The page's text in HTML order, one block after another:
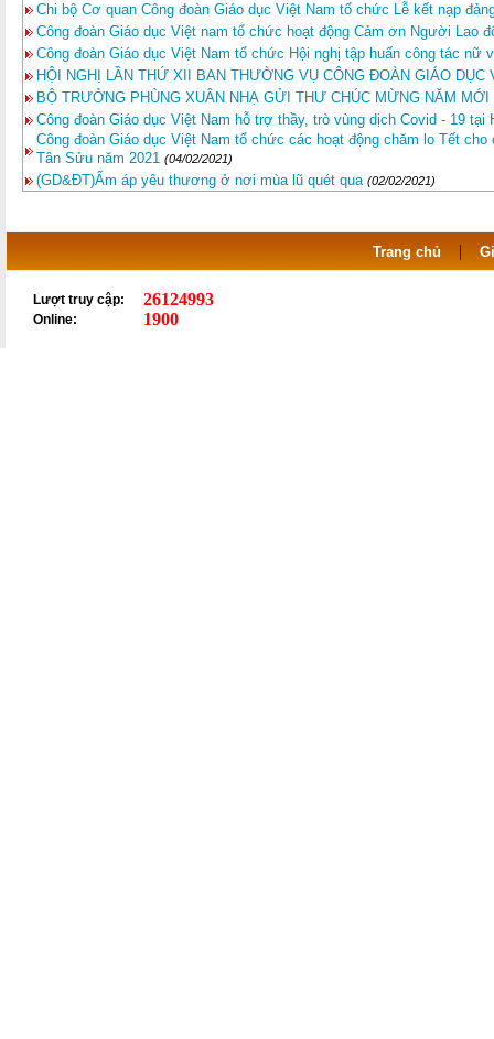
Chi bộ Cơ quan Công đoàn Giáo dục Việt Nam tổ chức Lễ kết nạp
Công đoàn Giáo dục Việt nam tổ chức hoạt động Cảm ơn Người Lao
Công đoàn Giáo dục Việt Nam tổ chức Hội nghị tập huấn công tác nữ
HỘI NGHỊ LẦN THỨ XII BAN THƯỜNG VỤ CÔNG ĐOÀN GIÁO
BỘ TRƯỞNG PHÙNG XUÂN NHẠ GỬI THƯ CHÚC MỪNG NĂM MỚI
Công đoàn Giáo dục Việt Nam hỗ trợ thầy, trò vùng dịch Covid - 19 tại
Công đoàn Giáo dục Việt Nam tổ chức các hoạt động chăm lo Tết
Tân Sửu năm 2021 (04/02/2021)
(GD&ĐT)Ấm áp yêu thương ở nơi mùa lũ quét qua (02/02/2021)
Trang chủ |
Lượt truy cập: 26124993
Online: 1900